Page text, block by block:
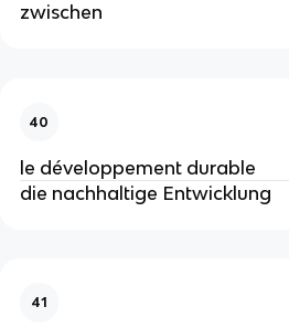
zwischen
40
le développement durable
die nachhaltige Entwicklung
41